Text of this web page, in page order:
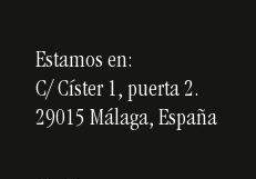
Cerámica personalizada
Opiniones
Política de Privacidad
Política de Cookies
Estamos en:
C/ Císter 1, puerta 2.
29015 Málaga, España